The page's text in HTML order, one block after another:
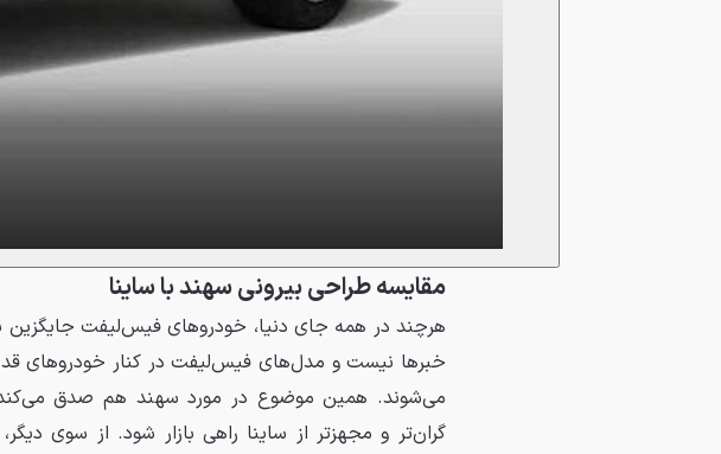
مقایسه طراحی بیرونی سهند با ساینا
هرچند در همه جای دنیا، خودروهای فیس‌لیفت جایگزین
خبرها نیست و مدل‌های فیس‌لیفت در کنار خودروهای
می‌شوند. همین موضوع در مورد سهند هم صدق می‌کند
گران‌تر و مجهزتر از ساینا راهی بازار شود. از سوی